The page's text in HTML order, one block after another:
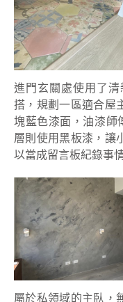
進門玄關處使用了
搭，規劃一區適合屋
塊藍色漆面，油漆師
層則使用黑板漆，讓
以當成留言板紀錄事
屬於私領域的主臥，